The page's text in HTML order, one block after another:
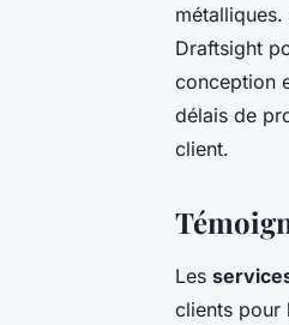
Draftsight
conception
délais de
client.
Les
clients pour